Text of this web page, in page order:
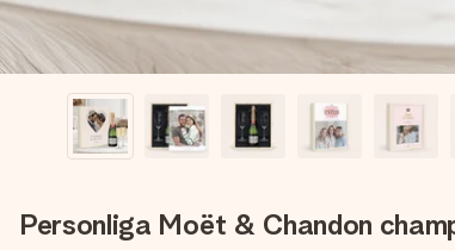
Personliga Moët & Chandon